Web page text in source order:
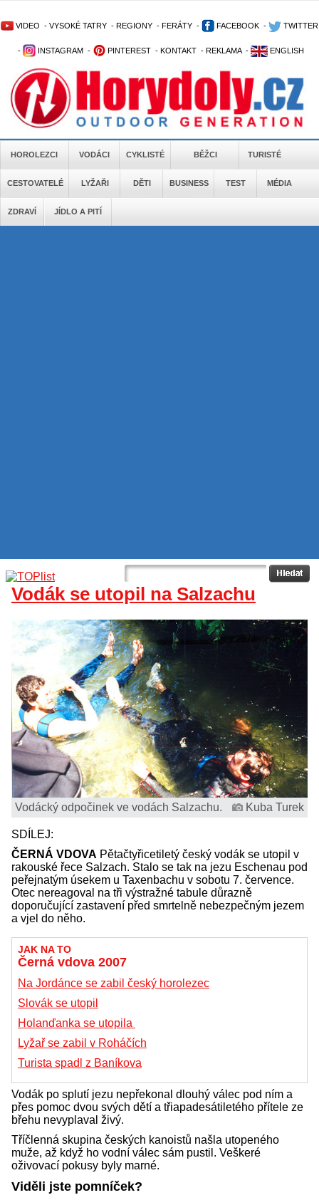
VIDEO - VYSOKÉ TATRY - REGIONY - FERÁTY - FACEBOOK - TWITTER
- INSTAGRAM - PINTEREST - KONTAKT - REKLAMA - ENGLISH
HOROLEZCI VODÁCI CYKLISTÉ BĚŽCI TURISTÉ
CESTOVATELÉ LYŽAŘI DĚTI BUSINESS TEST MÉDIA
ZDRAVÍ JÍDLO A PITÍ
Vodák se utopil na Salzachu
Vodácký odpočinek ve vodách Salzachu. Kuba Turek
SDÍLEJ:
ČERNÁ VDOVA Pětačtyřicetiletý český vodák se utopil v
rakouské řece Salzach. Stalo se tak na jezu Eschenau pod
peřejnatým úsekem u Taxenbachu v sobotu 7. července.
Otec nereagoval na tři výstražné tabule důrazně
doporučující zastavení před smrtelně nebezpečným jezem
a vjel do něho.
JAK NA TO
Černá vdova 2007
Na Jordánce se zabil český horolezec
Slovák se utopil
Holanďanka se utopila
Lyžař se zabil v Roháčích
Turista spadl z Baníkova
Vodák po splutí jezu nepřekonal dlouhý válec pod ním a
přes pomoc dvou svých dětí a třiapadesátiletého přítele ze
břehu nevyplaval živý.
Tříčlenná skupina českých kanoistů našla utopeného
muže, až když ho vodní válec sám pustil. Veškeré
oživovací pokusy byly marné.
Viděli jste pomníček?